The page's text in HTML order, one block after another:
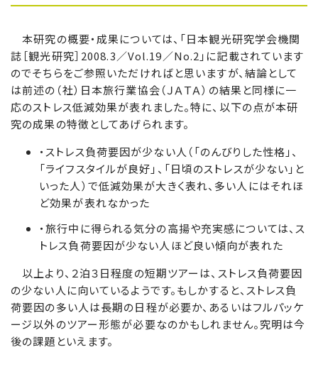
本研究の概要・成果については、「日本観光研究学会機関
誌［観光研究］2008.3／Vol.19／No.2」に記載されています
のでそちらをご参照いただければと思いますが、結論として
は前述の（社）日本旅行業協会（ＪＡＴＡ）の結果と同様に一
応のストレス低減効果が表れました。特に、以下の点が本研
究の成果の特徴としてあげられます。
・ストレス負荷要因が少ない人（「のんびりした性格」、
「ライフスタイルが良好」、「日頃のストレスが少ない」と
いった人）で低減効果が大きく表れ、多い人にはそれほ
ど効果が表れなかった
・旅行中に得られる気分の高揚や充実感については、ス
トレス負荷要因が少ない人ほど良い傾向が表れた
以上より、２泊３日程度の短期ツアーは、ストレス負荷要因
の少ない人に向いているようです。もしかすると、ストレス負
荷要因の多い人は長期の日程が必要か、あるいはフルパッケ
ージ以外のツアー形態が必要なのかもしれません。究明は今
後の課題といえます。